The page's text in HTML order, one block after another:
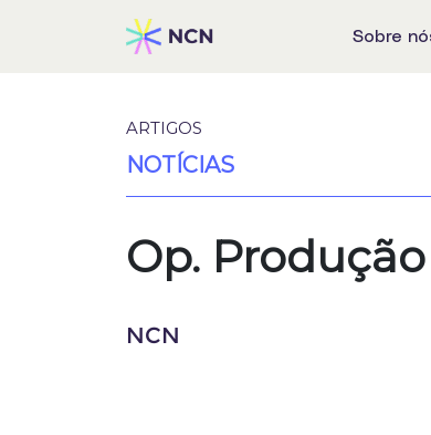
Sobre
ARTIGOS
NOTÍCIAS
Op.
NCN